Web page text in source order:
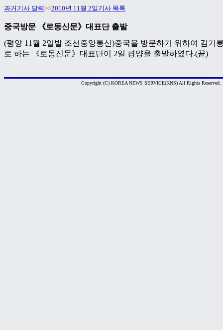
과거기사 달력>>2010년 11월 2일기사 목록
중국방문 《로동신문》대표단 출발
(평양 11월 2일발 조선중앙통신)중국을 방문하기 위하여 김기
로 하는 《로동신문》대표단이 2일 평양을 출발하였다.(끝)
Copyright (C) KOREA NEWS SERVICE(KNS) All Rights Reserved.